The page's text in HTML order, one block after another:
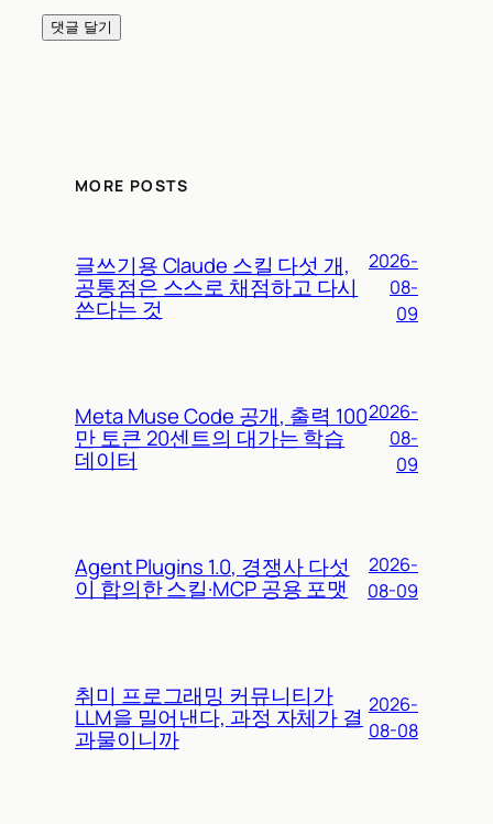
MORE POSTS
글쓰기용 Claude 스킬 다섯 개,
공통점은 스스로 채점하고 다시
쓴다는 것
2026-
08-
09
Meta Muse Code 공개, 출력 100
만 토큰 20센트의 대가는 학습
데이터
2026-
08-
09
Agent Plugins 1.0, 경쟁사 다섯
이 합의한 스킬·MCP 공용 포맷
2026-
08-09
취미 프로그래밍 커뮤니티가
LLM을 밀어낸다, 과정 자체가 결
과물이니까
2026-
08-08